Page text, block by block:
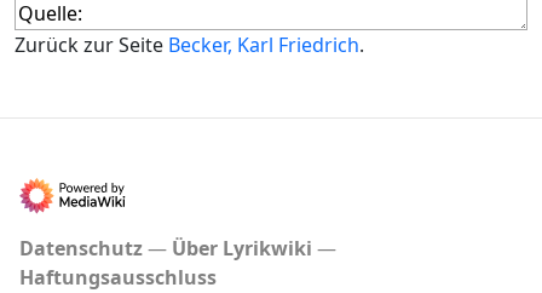
Zurück zur Seite Becker, Karl Friedrich.
Datenschutz
Über Lyrikwiki
Haftungsausschluss